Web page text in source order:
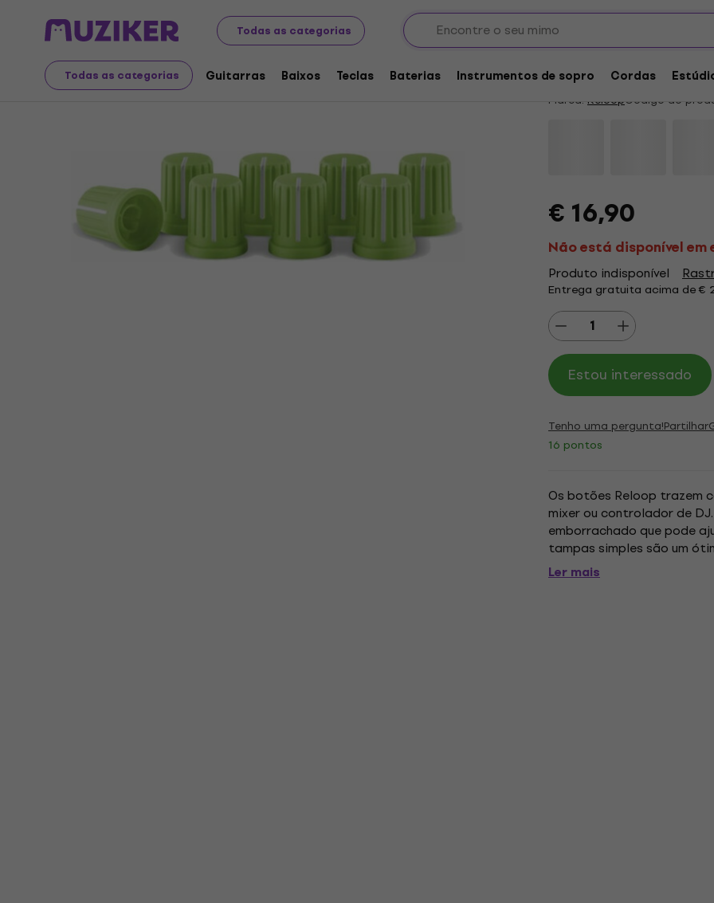
Todas as categorias
Todas as categorias Guitarras Baixos Teclas Baterias Instrumentos de sopro Cordas
Instrumentos musicais Acessórios de DJ Botões, faders e crossfaders
Reloop Knob Cap
4,9/5 14 x avaliado
Marca: ReloopCódigo do
€ 16,90
Não está disponível em
Produto indisponível
Entrega gratuita acima de €
Estou interessado
Tenho uma pergunta!Partilhar
16 pontos
Os botões Reloop trazem
mixer ou controlador de
emborrachado que pode
tampas simples são um
em pacotes de 8, eles
Ler mais